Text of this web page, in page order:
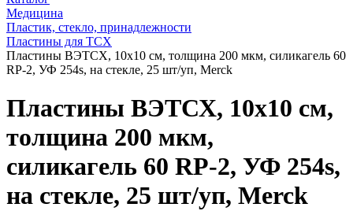
Медицина
Пластик, стекло, принадлежности
Пластины для ТСХ
Пластины ВЭТСХ, 10х10 см, толщина 200 мкм, силикагель 60
RP-2, УФ 254s, на стекле, 25 шт/уп, Merck
Пластины ВЭТСХ, 10х10 см,
толщина 200 мкм,
силикагель 60 RP-2, УФ 254s,
на стекле, 25 шт/уп, Merck